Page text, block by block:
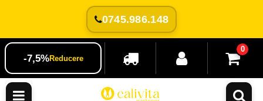
0745.986.148
-7,5%Reducere
0